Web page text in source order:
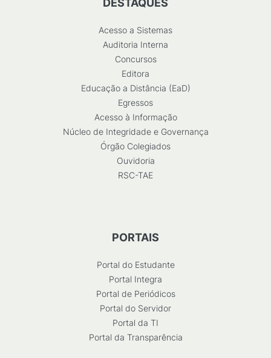
DESTAQUES
Acesso a Sistemas
Auditoria Interna
Concursos
Editora
Educação a Distância (EaD)
Egressos
Acesso à Informação
Núcleo de Integridade e Governança
Órgão Colegiados
Ouvidoria
RSC-TAE
PORTAIS
Portal do Estudante
Portal Integra
Portal de Periódicos
Portal do Servidor
Portal da TI
Portal da Transparência